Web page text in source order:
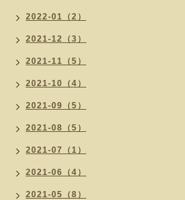
2022-01（2）
2021-12（3）
2021-11（5）
2021-10（4）
2021-09（5）
2021-08（5）
2021-07（1）
2021-06（4）
2021-05（8）